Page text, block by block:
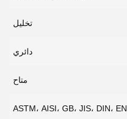
تخليل
دائري
متاح
ASTM، AISI، GB، JIS، DIN، EN